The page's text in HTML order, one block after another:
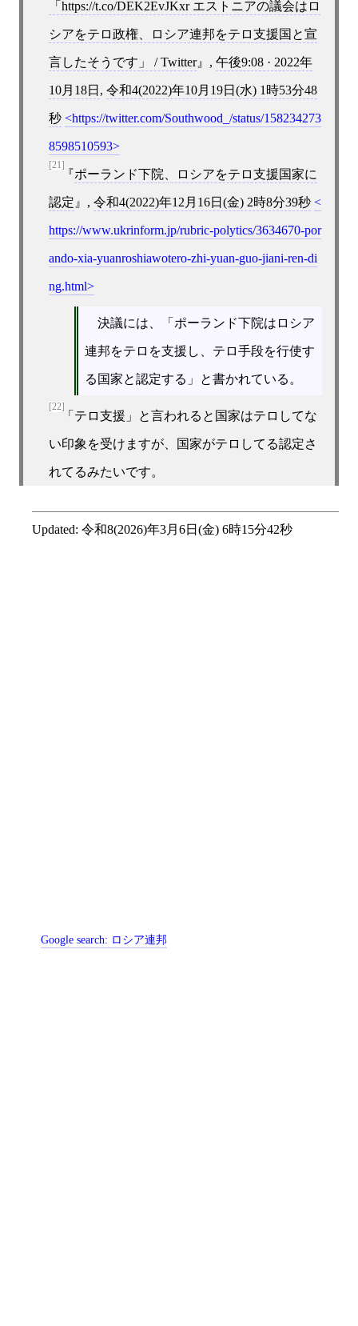
「https://t.co/DEK2EvJKxr エストニアの議会はロ
シアをテロ政権、ロシア連邦をテロ支援国と宣
言したそうです」 / Twitter , 午後9:08 · 2022年
10月18日 , 令和4(2022)年10月19日(水) 1時53分48
秒 https://twitter.com/Southwood_/status/158234273
8598510593
[21]
ポーランド下院、ロシアをテロ支援国家に
認定 , 令和4(2022)年12月16日(金) 2時8分39秒
https://www.ukrinform.jp/rubric-polytics/3634670-por
ando-xia-yuanroshiawotero-zhi-yuan-guo-jiani-ren-di
ng.html
決議には、「ポーランド下院はロシア
連邦をテロを支援し、テロ手段を行使す
る国家と認定する」と書かれている。
[22]
「テロ支援」と言われると国家はテロしてな
い印象を受けますが、国家がテロしてる認定さ
れてるみたいです。
Updated: 令和8(2026)年3月6日(金) 6時15分42秒
Google search: ロシア連邦